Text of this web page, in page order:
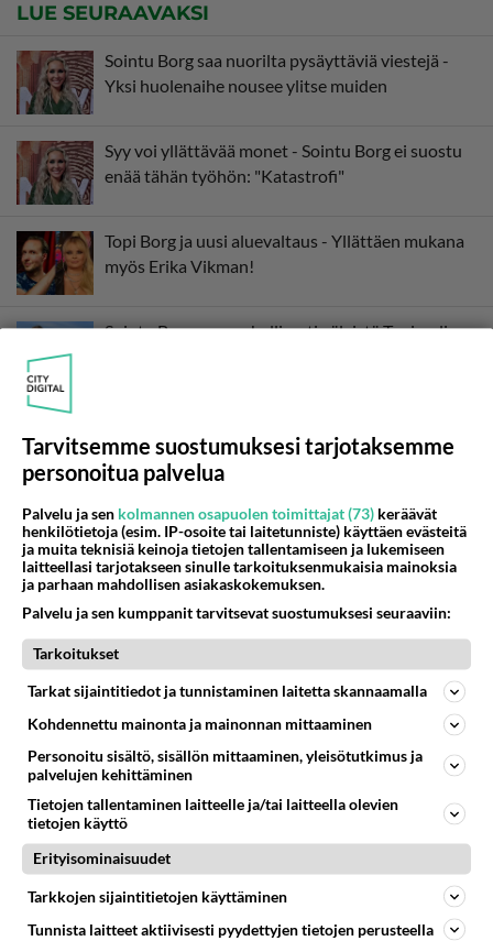
LUE SEURAAVAKSI
Sointu Borg saa nuorilta pysäyttäviä viestejä -
Yksi huolenaihe nousee ylitse muiden
Syy voi yllättävää monet - Sointu Borg ei suostu
enää tähän työhön: "Katastrofi"
Topi Borg ja uusi aluevaltaus - Yllättäen mukana
myös Erika Vikman!
Sointu Borg avaa rehellisesti väleistä Topi-veljeen
tämän asian äärellä, kun toiset joivat pussikaljaa
Yhteishyvä: Topi Borg paljastaa isot uutiset -
Kaksi pitkäaikaista unelmaa toteutui vihdoin!
Tarvitsemme suostumuksesi tarjotaksemme
personoitua palvelua
Palvelu ja sen kolmannen osapuolen toimittajat (73) keräävät
henkilötietoja (esim. IP-osoite tai laitetunniste) käyttäen evästeitä
ja muita teknisiä keinoja tietojen tallentamiseen ja lukemiseen
laitteellasi tarjotakseen sinulle tarkoituksenmukaisia mainoksia
ja parhaan mahdollisen asiakaskokemuksen.
Palvelu ja sen kumppanit tarvitsevat suostumuksesi seuraaviin:
Tarkoitukset
Tarkat sijaintitiedot ja tunnistaminen laitetta skannaamalla
Kohdennettu mainonta ja mainonnan mittaaminen
Personoitu sisältö, sisällön mittaaminen, yleisötutkimus ja
palvelujen kehittäminen
Tietojen tallentaminen laitteelle ja/tai laitteella olevien
tietojen käyttö
Erityisominaisuudet
Tarkkojen sijaintitietojen käyttäminen
Tunnista laitteet aktiivisesti pyydettyjen tietojen perusteella